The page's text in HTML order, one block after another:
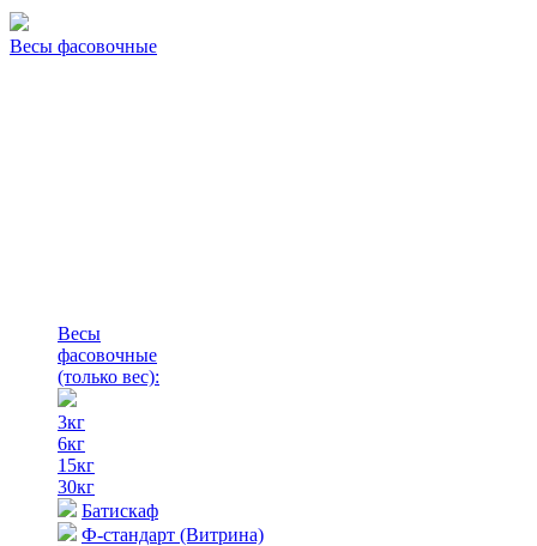
Весы фасовочные
Весы
фасовочные
(только вес):
3кг
6кг
15кг
30кг
Батискаф
Ф-стандарт (Витрина)